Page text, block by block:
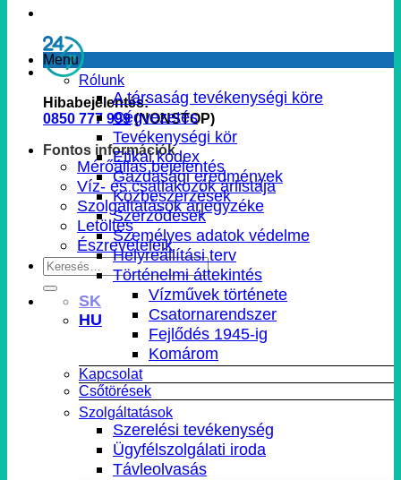
Hibabejelentés:
0850 777 999(NONSTOP)
Fontos információk
Mérőállás bejelentés
Víz- és csatlakozók árlistája
Szolgáltatások árjegyzéke
Letöltés
Észrevételeik
SK
HU
Menu
Rólunk
A társaság tevékenységi köre
Cégvezetés
Tevékenységi kör
Etikai kódex
Gazdasági eredmények
Közbeszerzések
Szerződések
Személyes adatok védelme
Helyreállítási terv
Történelmi áttekintés
Vízművek története
Csatornarendszer
Fejlődés 1945-ig
Komárom
Kapcsolat
Csőtörések
Szolgáltatások
Szerelési tevékenység
Ügyfélszolgálati iroda
Távleolvasás